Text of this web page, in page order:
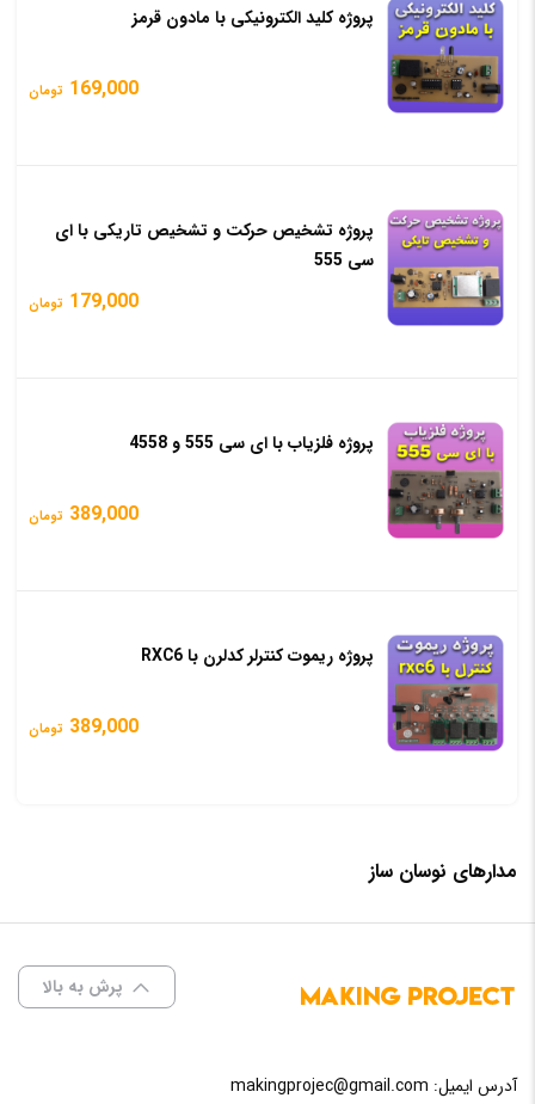
پروژه کلید الکترونیکی با مادون قرمز
169,000 تومان
پروژه تشخیص حرکت و تشخیص تاریکی با ای
سی 555
179,000 تومان
پروژه فلزیاب با ای سی 555 و 4558
389,000 تومان
پروژه ریموت کنترلر کدلرن با RXC6
389,000 تومان
مدارهای نوسان ساز
پرش به بالا
آدرس ایمیل: makingprojec@gmail.com